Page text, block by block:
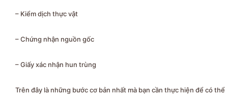
– Kiểm dịch thực vật
– Chứng nhận nguồn gốc
– Giấy xác nhận hun trùng
Trên đây là những bước cơ bản nhất mà bạn cần thực hiện để có thể